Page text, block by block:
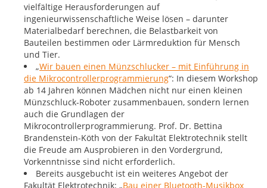
vielfältige Herausforderungen auf
ingenieurwissenschaftliche Weise lösen – darunter
Materialbedarf berechnen, die Belastbarkeit von
Bauteilen bestimmen oder Lärmreduktion für Mensch
und Tier.
„Wir bauen einen Münzschlucker – mit Einführung in
die Mikrocontrollerprogrammierung“: In diesem Workshop
ab 14 Jahren können Mädchen nicht nur einen kleinen
Münzschluck-Roboter zusammenbauen, sondern lernen
auch die Grundlagen der
Mikrocontrollerprogrammierung. Prof. Dr. Bettina
Brandenstein-Köth von der Fakultät Elektrotechnik stellt
die Freude am Ausprobieren in den Vordergrund,
Vorkenntnisse sind nicht erforderlich.
Bereits ausgebucht ist ein weiteres Angebot der
Fakultät Elektrotechnik: „Bau einer Bluetooth-Musikbox